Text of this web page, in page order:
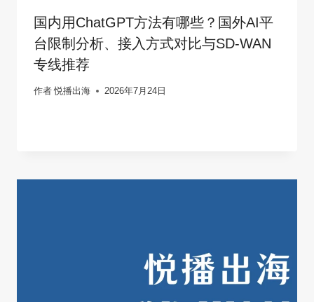
国内用ChatGPT方法有哪些？国外AI平
台限制分析、接入方式对比与SD-WAN
专线推荐
作者 悦播出海 2026年7月24日